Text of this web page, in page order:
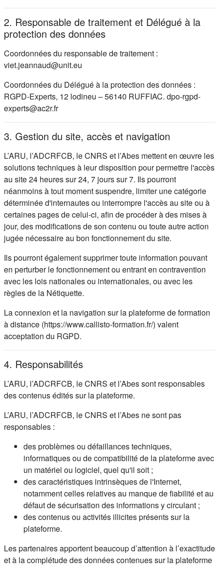
2. Responsable de traitement et Délégué à la
protection des données
Coordonnées du responsable de traitement :
viet.jeannaud@unit.eu
Coordonnées du Délégué à la protection des données :
RGPD-Experts, 12 lodineu – 56140 RUFFIAC. dpo-rgpd-
experts@ac2r.fr
3. Gestion du site, accès et navigation
L’ARU, l’ADCRFCB, le CNRS et l’Abes mettent en œuvre les
solutions techniques à leur disposition pour permettre l'accès
au site 24 heures sur 24, 7 jours sur 7. Ils pourront
néanmoins à tout moment suspendre, limiter une catégorie
déterminée d'internautes ou interrompre l'accès au site ou à
certaines pages de celui-ci, afin de procéder à des mises à
jour, des modifications de son contenu ou toute autre action
jugée nécessaire au bon fonctionnement du site.
Ils pourront également supprimer toute information pouvant
en perturber le fonctionnement ou entrant en contravention
avec les lois nationales ou internationales, ou avec les
règles de la Nétiquette.
La connexion et la navigation sur la plateforme de formation
à distance (https://www.callisto-formation.fr/) valent
acceptation du RGPD.
4. Responsabilités
L’ARU, l’ADCRFCB, le CNRS et l’Abes sont responsables
des contenus édités sur la plateforme.
L’ARU, l’ADCRFCB, le CNRS et l’Abes ne sont pas
responsables :
des problèmes ou défaillances techniques,
informatiques ou de compatibilité de la plateforme avec
un matériel ou logiciel, quel qu'il soit ;
des caractéristiques intrinsèques de l'Internet,
notamment celles relatives au manque de fiabilité et au
défaut de sécurisation des informations y circulant ;
des contenus ou activités illicites présents sur la
plateforme.
Les partenaires apportent beaucoup d’attention à l’exactitude
et à la complétude des données contenues sur la plateforme